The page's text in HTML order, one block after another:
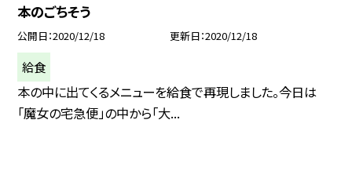
本のごちそう
公開日 2020/12/18 更新日 2020/12/18
給食
本の中に出てくるメニューを給食で再現しました。今日は
「魔女の宅急便」の中から「大...